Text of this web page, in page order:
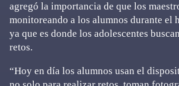
agregó la importancia de que los
monitoreando a los alumnos durante el
ya que es donde los adolescentes
retos.
“Hoy en día los alumnos usan el